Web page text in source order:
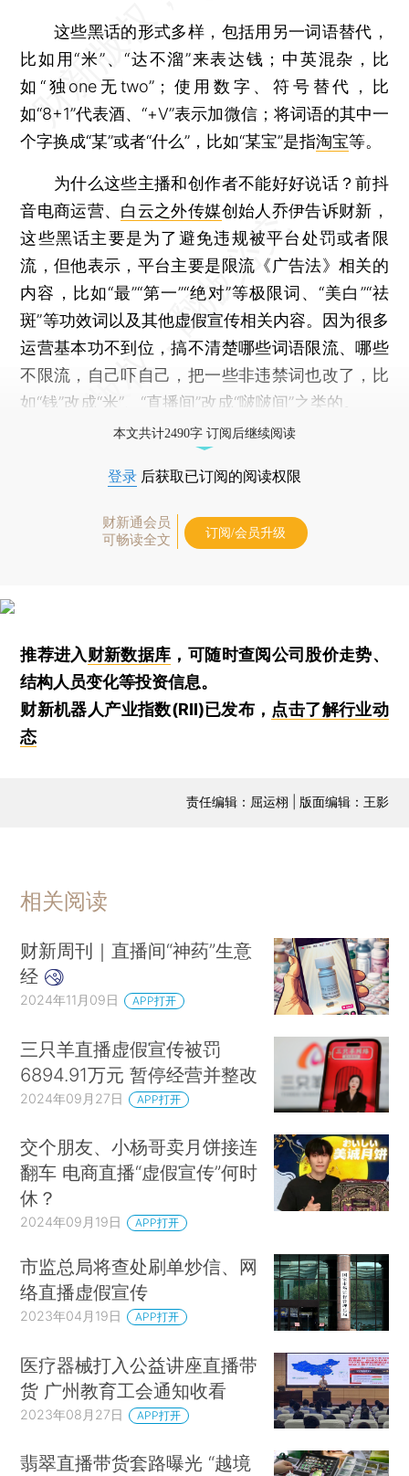
这些黑话的形式多样，包括用另一词语替代，
比如用“米”、“达不溜”来表达钱；中英混杂，比
如“独one无two”；使用数字、符号替代，比
如“8+1”代表酒、“+V”表示加微信；将词语的其中一
个字换成“某”或者“什么”，比如“某宝”是指淘宝等。
为什么这些主播和创作者不能好好说话？前抖
音电商运营、 白云之外传媒创始人乔伊告诉财新，
这些黑话主要是为了避免违规被平台处罚或者限
流，但他表示，平台主要是限流《广告法》相关的
内容，比如“最”“第一”“绝对”等极限词、“美白”“祛
斑”等功效词以及其他虚假宣传相关内容。因为很多
运营基本功不到位，搞不清楚哪些词语限流、哪些
不限流，自己吓自己，把一些非违禁词也改了，比
如“钱”改成“米”、“直播间”改成“啵啵间”之类的。
本文共计2490字 订阅后继续阅读
登录 后获取已订阅的阅读权限
财新通会员
可畅读全文
订阅/会员升级
推荐进入财新数据库 ，可随时查阅公司股价走势、
结构人员变化等投资信息。
财新机器人产业指数(RII)已发布， 点击了解行业动
态
责任编辑：屈运栩 | 版面编辑：王影
相关阅读
财新周刊｜直播间“神药”生意
经
2024年11月09日 APP打开
三只羊直播虚假宣传被罚
6894.91万元 暂停经营并整改
2024年09月27日 APP打开
交个朋友、小杨哥卖月饼接连
翻车 电商直播“虚假宣传”何时
休？
2024年09月19日 APP打开
市监总局将查处刷单炒信、网
络直播虚假宣传
2023年04月19日 APP打开
医疗器械打入公益讲座直播带
货 广州教育工会通知收看
2023年08月27日 APP打开
翡翠直播带货套路曝光 “越境